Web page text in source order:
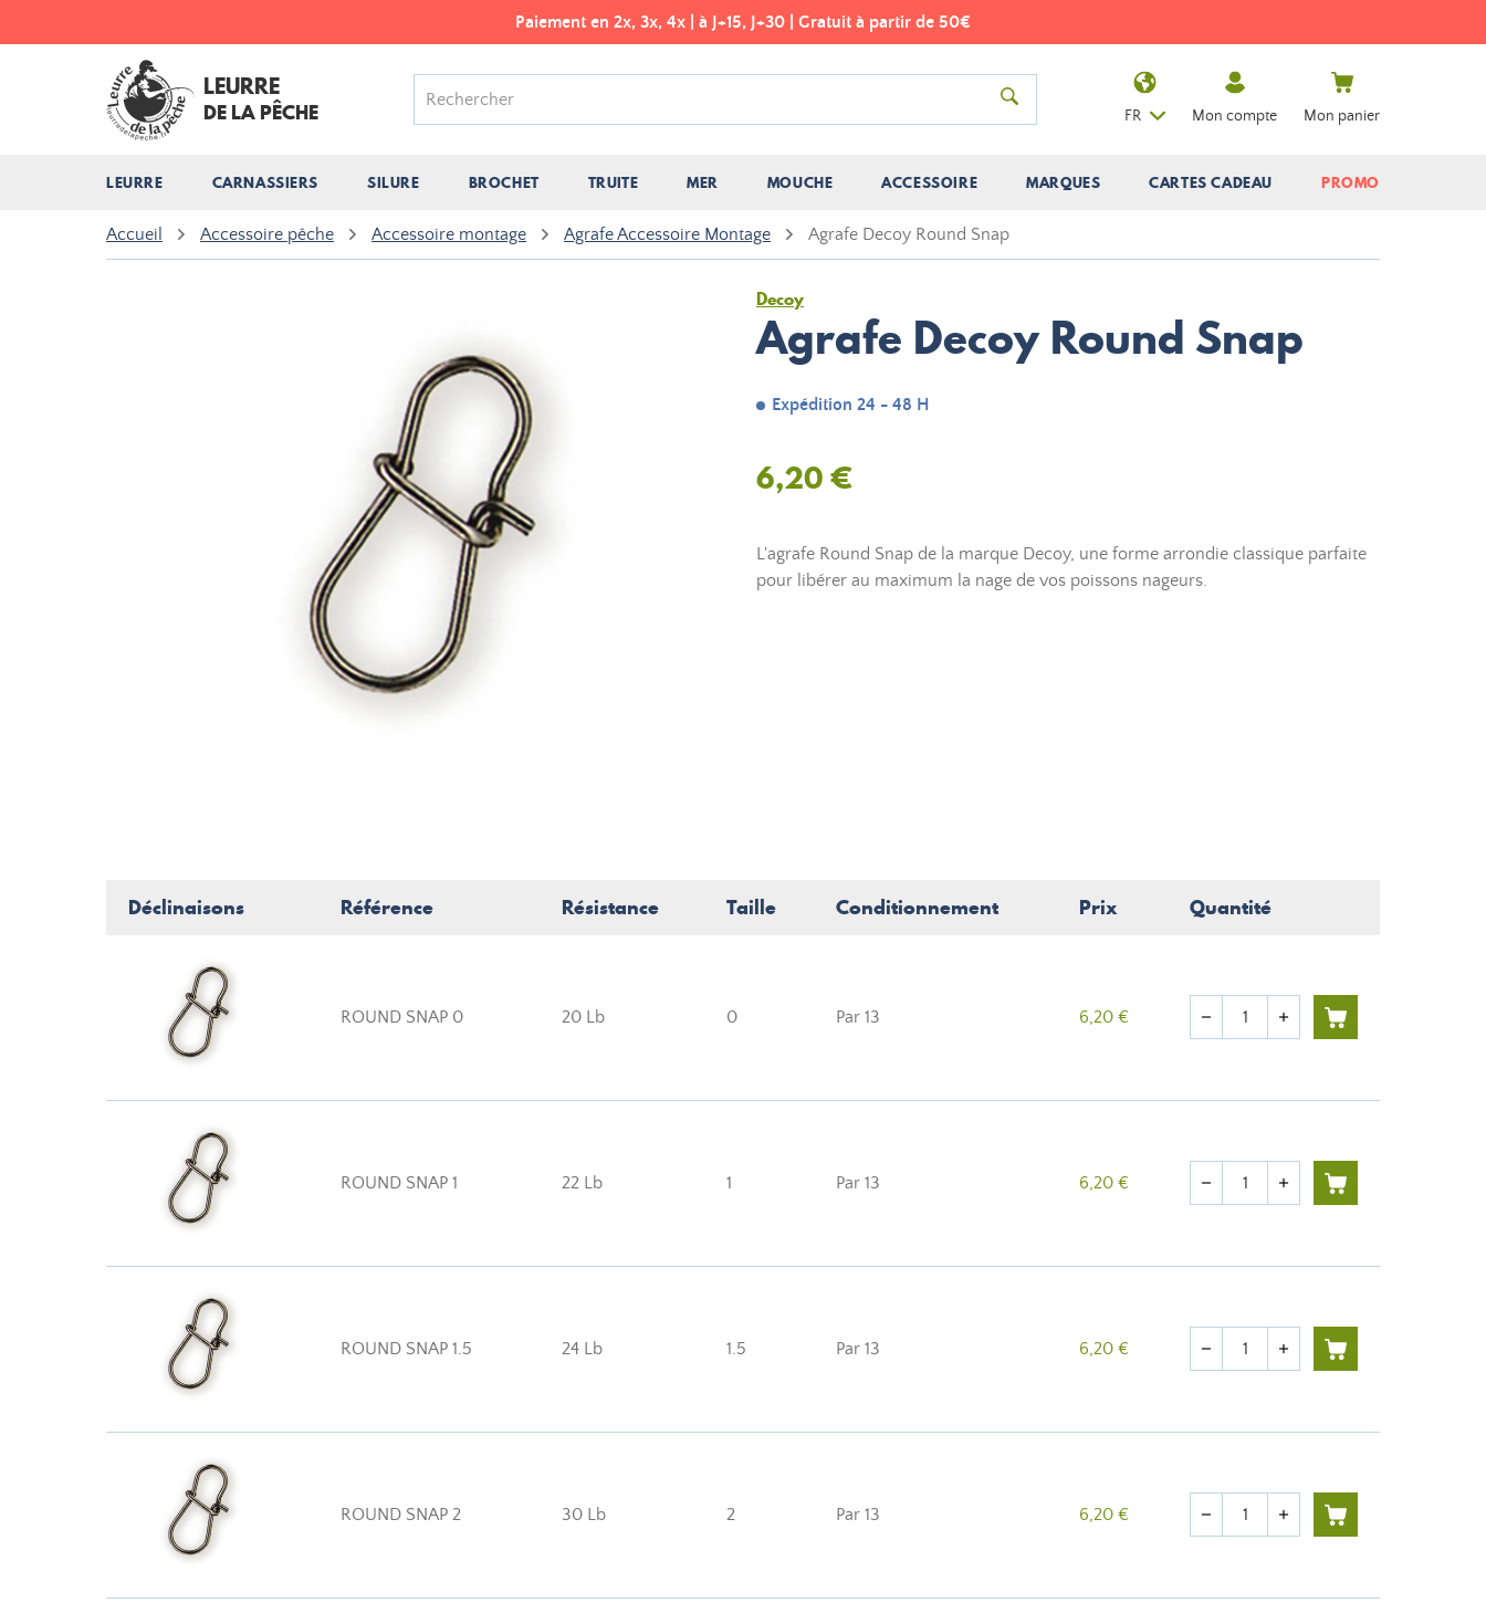
Paiement en 2x, 3x, 4x | à J+15, J+30 | Gratuit à partir de 50€
LEURRE
DE LA PÊCHE
LEURRE CARNASSIERS SILURE BROCHET TRUITE MER MOUCHE ACCESSOIRE MARQUES CARTES CADEAU PROMO
FR Mon compte Mon panier
Accueil Accessoire pêche Accessoire montage Agrafe Accessoire Montage Agrafe Decoy Round Snap
Decoy
Agrafe Decoy Round Snap
Expédition 24 - 48 H
6,20 €
L'agrafe Round Snap de la marque Decoy, une forme arrondie classique parfaite
pour libérer au maximum la nage de vos poissons nageurs.
Déclinaisons Référence Résistance Taille Conditionnement Prix Quantité
ROUND SNAP 0 20 Lb 0 Par 13 6,20 € Quantité
remove add
ROUND SNAP 1 22 Lb 1 Par 13 6,20 € Quantité
remove add
ROUND SNAP 1.5 24 Lb 1.5 Par 13 6,20 € Quantité
remove add
ROUND SNAP 2 30 Lb 2 Par 13 6,20 € Quantité
remove add